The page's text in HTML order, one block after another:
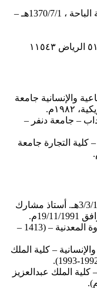
تاريخ ومكان الميلاد :محضره – منطقة الباحة ، 1370/7/1هـ –
والإنسانية جامعة
– جامعة دنفر –
التجارة جامعة
عضو مجلس الشورى إعتباراً من 3/3/1434هـ. أستاذ مشارك
مستشار – مكتب وزير البترول والثروة المعدنية – (1413 –
– كلية الملك
الملك عبدالعزيز